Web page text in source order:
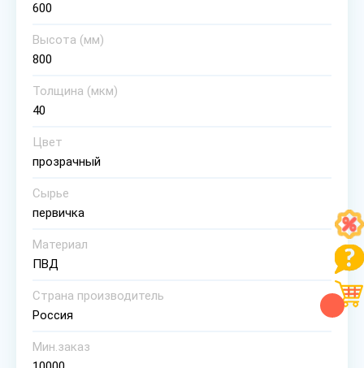
600
Высота (мм)
800
Толщина (мкм)
40
Цвет
прозрачный
Сырье
первичка
Материал
ПВД
Страна производитель
Россия
Мин.заказ